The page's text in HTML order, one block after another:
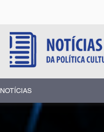
NOTÍCIAS